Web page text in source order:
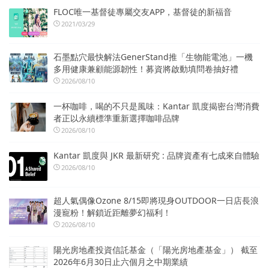
FLOC唯一基督徒專屬交友APP，基督徒的新福音
2021/03/29
石墨點穴最快解法GenerStand推「生物能電池」一機
多用健康兼顧能源韌性！募資將啟動填問卷抽好禮
2026/08/10
一杯咖啡，喝的不只是風味：Kantar 凱度揭密台灣消費
者正以永續標準重新選擇咖啡品牌
2026/08/10
Kantar 凱度與 JKR 最新研究 : 品牌資產有七成來自體驗
2026/08/10
超人氣偶像Ozone 8/15即將現身OUTDOOR一日店長浪
漫寵粉！解鎖近距離夢幻福利！
2026/08/10
陽光房地產投資信託基金（「陽光房地產基金」） 截至
2026年6月30日止六個月之中期業績